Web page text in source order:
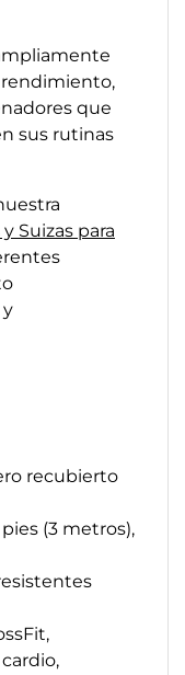
que
sus rutinas
Suizas para
y
recubierto
pies (3 metros),